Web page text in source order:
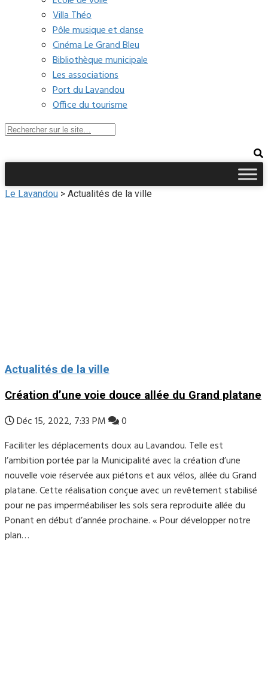
Villa Théo
Pôle musique et danse
Cinéma Le Grand Bleu
Bibliothèque municipale
Les associations
Port du Lavandou
Office du tourisme
Le Lavandou > Actualités de la ville
Actualités de la ville
Création d’une voie douce allée du Grand platane
Déc 15, 2022, 7:33 PM
0
Faciliter les déplacements doux au Lavandou. Telle est
l’ambition portée par la Municipalité avec la création d’une
nouvelle voie réservée aux piétons et aux vélos, allée du Grand
platane. Cette réalisation conçue avec un revêtement stabilisé
pour ne pas imperméabiliser les sols sera reproduite allée du
Ponant en début d’année prochaine. « Pour développer notre
plan…